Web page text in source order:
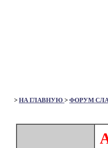
> НА ГЛАВНУЮ > ФОРУМ